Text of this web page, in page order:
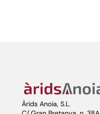
Àrids Anoia, S.L.